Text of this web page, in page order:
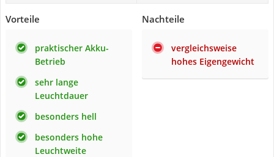
Vorteile
praktischer Akku-
Betrieb
sehr lange
Leuchtdauer
besonders hell
besonders hohe
Leuchtweite
Nachteile
vergleichsweise
hohes Eigengewicht